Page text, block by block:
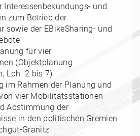
Interessenbekundungs- und
zum Betrieb der
sowie der EBikeSharing- und
für vier
(Objektplanung
Lph. 2 bis 7)
im Rahmen der Planung und
vier Mobilitätsstationen
Abstimmung der
in den politischen Gremien
Granitz